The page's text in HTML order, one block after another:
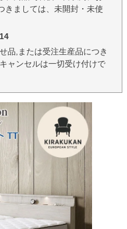
きましては、未開封・未使
品,または受注生産品につき
ャンセルは一切受け付けで